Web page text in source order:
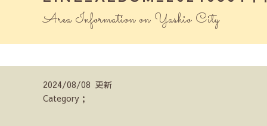
Area Information on Yashio City
2024/08/08 更新
Category；